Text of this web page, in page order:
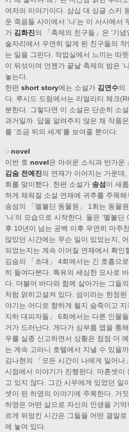
여자의 이야기이다. 삼십 대 싱글 스키
운 죽음들 사이에서 ‘나’는 이 서사에서
가 김화진 의 「축제의 친구들」은 ‘기
술자리에서 우연히 알게 된 친구들의
는 일을 그린다. 작업실에서 느끼는 따
이 뒤섞이며 언젠가 끝날 축제의 밤은 ‘
놓는다.
한편 short story에는 소설가 김연수의
다. 루시드 드림에서는 리얼리티 체크
분한다. 그렇다면 이 소설은 단순히 소
과거일까. 답을 알려주지 않은 채 작품
를 ‘조금 뒤의 세계’를 보여줄 뿐이다.
◌ novel
이번 호 novel은 아쉬운 소식과 반가운
김숨 전예진 의 연재가 이어지는 가운데,
회를 맞이했다. 한편 소설가 송섬 이 새
하게 채워질 소설 연재에 귀추를 주목해
송섬의 「멜볼딘 동물원」 1회는 동물
‘나’의 모습으로 시작한다. 둘은 ‘멜볼
후 10년이 넘는 공백 이후 우연히 마주
않았던 시간에는 무슨 일이 있었는지,
되었는지는 계속 이어질 연재에서 확인
김숨의 「초대」 4회에서는 긴 호흡으
히 들여다본다. 특유의 세심한 묘사로
다. 더불어 바다와 함께 살아가는 그들
처럼 얽히고설켜 있다. 섬이라는 한정
야기는 어디로 향하게 될지 숨죽이고
지하 대피자들」 6회에서는 다른 인물
거가 드러난다. 게다가 심부름 앱을 통
우를 실종 신고하면서 상황은 점점 더
는 계속 고라니 호텔에서 지낼 수 있을까.
김나현의 「모든 시간이 나에게 일어나
시점에서 이야기가 진행된다. 마흔셋이
고 있지 않다. 그간 시우에게 있었던 일
셋이 된 하영의 이야기에 주목한다. 거
하영은 어떤 삶으로 자신의 인생을 기
르게 뒤엉킨 시간은 그들을 어떤 결말
에 놓여 있다.